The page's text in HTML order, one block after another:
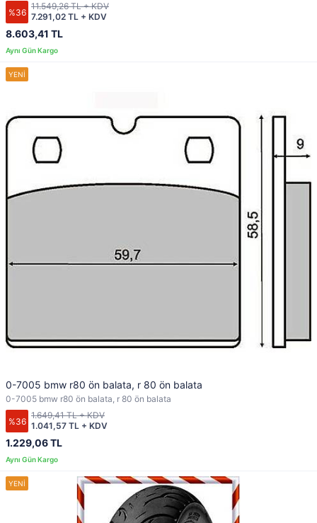
%36
8.603,41 TL
7.291,02 TL + KDV
11.549,26 TL + KDV
0-7005 bmw r80 ön balata, r 80 ön balata
0-7005 bmw r80 ön balata, r 80 ön balata
%36
1.229,06 TL
1.041,57 TL + KDV
1.649,41 TL + KDV